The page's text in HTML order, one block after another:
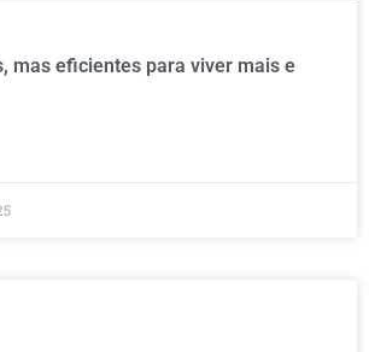
mas eficientes para viver mais e